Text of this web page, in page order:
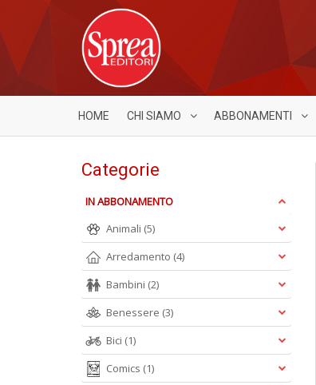
HOME CHI SIAMO ABBONAMENTI
Categorie
IN ABBONAMENTO
Animali (5)
Arredamento (4)
Bambini (2)
Benessere (3)
Bici (1)
Comics (1)